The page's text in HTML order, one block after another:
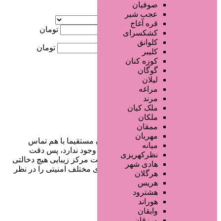
صوفیان
عجب شیر
قره آغاج
کشکسرای
کلوانق
کلیبر
کوزه کنان
گوگان
لیلان
مراغه
مرند
ملک کیان
ملکان
ممقان
مهربان
میانه
نظرکهریزی
هادی شهر
هرگلان
هریس
هشترود
هوراند
وایقان
کمترین قیمت
تومان
بیشترین قیمت تومان
در سایت تبلیغاتی مرکز زیبایی کاربران مستقیما با هم تماس
می‌گیرند و هیچ واسطه‌ای در این میان وجود ندارد، پس دقت
فرمایید که در خرید و فروشِ شما سایت مرکز زیبایی هیچ دخالتی
نداشته و کاربران باید خودشان جنبه‌های مختلف امنیتی را در نظر
دسترسی سریع